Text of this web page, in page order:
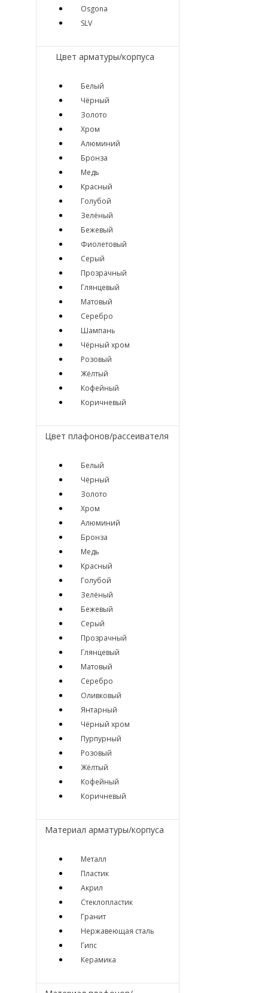
Osgona
SLV
Цвет арматуры/корпуса
Белый
Чёрный
Золото
Хром
Алюминий
Бронза
Медь
Красный
Голубой
Зелёный
Бежевый
Фиолетовый
Серый
Прозрачный
Глянцевый
Матовый
Серебро
Шампань
Чёрный хром
Розовый
Жёлтый
Кофейный
Коричневый
Цвет плафонов/рассеивателя
Белый
Чёрный
Золото
Хром
Алюминий
Бронза
Медь
Красный
Голубой
Зелёный
Бежевый
Серый
Прозрачный
Глянцевый
Матовый
Серебро
Оливковый
Янтарный
Чёрный хром
Пурпурный
Розовый
Жёлтый
Кофейный
Коричневый
Материал арматуры/корпуса
Металл
Пластик
Акрил
Стеклопластик
Гранит
Нержавеющая сталь
Гипс
Керамика